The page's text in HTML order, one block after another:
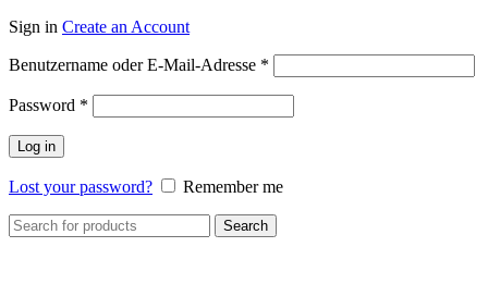
Sign in Create an Account
Benutzername oder E-Mail-Adresse *
Password *
Log in
Lost your password? Remember me
Search